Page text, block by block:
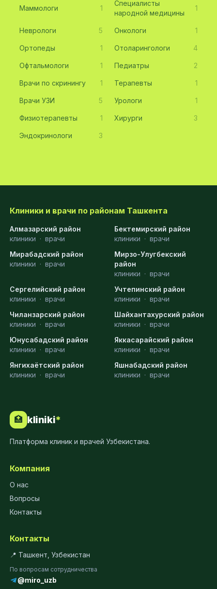
Маммологи 1
Специалисты
народной медицины
1
Неврологи 5 Онкологи 1
Ортопеды 1 Отоларингологи 4
Офтальмологи 1 Педиатры 2
Врачи по скринингу 1 Терапевты 1
Врачи УЗИ 5 Урологи 1
Физиотерапевты 1 Хирурги 3
Эндокринологи 3
Клиники и врачи по районам Ташкента
Алмазарский район
клиники · врачи
Бектемирский район
клиники · врачи
Мирабадский район
клиники · врачи
Мирзо-Улугбекский
район
клиники · врачи
Сергелийский район
клиники · врачи
Учтепинский район
клиники · врачи
Чиланзарский район
клиники · врачи
Шайхантахурский район
клиники · врачи
Юнусабадский район
клиники · врачи
Яккасарайский район
клиники · врачи
Янгихаётский район
клиники · врачи
Яшнабадский район
клиники · врачи
🏥 kliniki*
Платформа клиник и врачей Узбекистана.
Компания
О нас
Вопросы
Контакты
Контакты
📍 Ташкент, Узбекистан
По вопросам сотрудничества
@miro_uzb